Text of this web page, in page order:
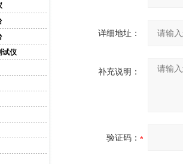
试仪
详细地址：
补充说明：
验证码：